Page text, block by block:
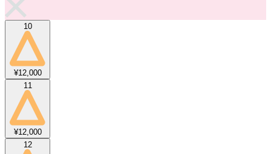
10
¥12,000
11
¥12,000
12